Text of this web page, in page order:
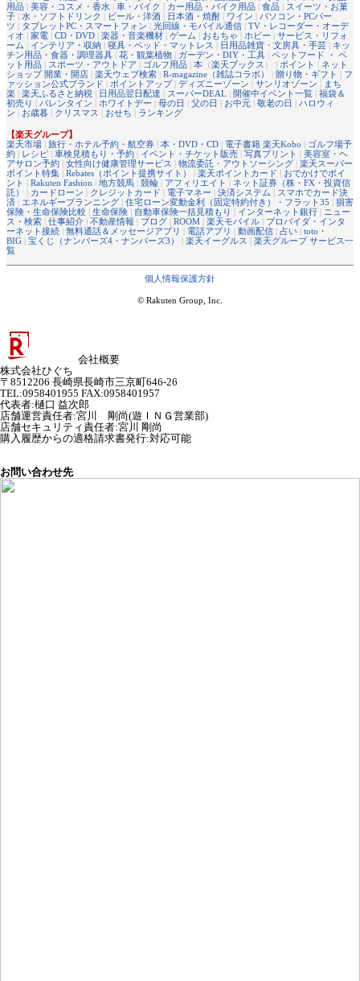
用品 | 美容・コスメ・香水 | 車・バイク | カー用品・バイク用品 | 食品 | スイーツ・お菓
子 | 水・ソフトドリンク | ビール・洋酒 | 日本酒・焼酎 | ワイン | パソコン・PCパー
ツ | タブレットPC・スマートフォン | 光回線・モバイル通信 | TV・レコーダー・オーデ
ィオ | 家電 | CD・DVD | 楽器・音楽機材 | ゲーム | おもちゃ | ホビー | サービス・リフォ
ーム | インテリア・収納 | 寝具・ベッド・マットレス | 日用品雑貨・文房具・手芸 | キッ
チン用品・食器・調理器具 | 花・観葉植物 | ガーデン・DIY・工具 | ペットフード ・ ペ
ット用品 | スポーツ・アウトドア | ゴルフ用品 | 本 （楽天ブックス ） | ポイント | ネット
ショップ 開業・開店 | 楽天ウェブ検索 | R-magazine（雑誌コラボ） | 贈り物・ギフト | フ
ァッション公式ブランド | ポイントアップ| ディズニーゾーン | サンリオゾーン | まち
楽 | 楽天ふるさと納税 | 日用品翌日配達 | スーパーDEAL | 開催中イベント一覧 | 福袋＆
初売り | バレンタイン | ホワイトデー | 母の日 | 父の日 | お中元 | 敬老の日 | ハロウィ
ン | お歳暮 | クリスマス | おせち | ランキング
【楽天グループ】
楽天市場 | 旅行・ホテル予約・航空券 | 本・DVD・CD | 電子書籍 楽天Kobo | ゴルフ場予
約 | レシピ | 車検見積もり・予約 | イベント・チケット販売 | 写真プリント | 美容室・ヘ
アサロン予約 | 女性向け健康管理サービス | 物流委託・アウトソーシング | 楽天スーパー
ポイント特集 | Rebates（ポイント提携サイト） | 楽天ポイントカード | おでかけでポイ
ント | Rakuten Fashion | 地方競馬 | 競輪 | アフィリエイト | ネット証券（株・FX・投資信
託）
| カードローン | クレジットカード | 電子マネー | 決済システム | スマホでカード決
済 | エネルギープランニング | 住宅ローン変動金利（固定特約付き）・フラット35 | 損害
保険・生命保険比較 | 生命保険 | 自動車保険一括見積もり | インターネット銀行 | ニュー
ス・検索 | 仕事紹介 | 不動産情報 | ブログ | ROOM | 楽天モバイル | プロバイダ・インタ
ーネット接続 | 無料通話＆メッセージアプリ | 電話アプリ | 動画配信 | 占い | toto・
BIG | 宝くじ（ナンバーズ4・ナンバーズ3） | 楽天イーグルス | 楽天グループ サービス一
覧
個人情報保護方針
© Rakuten Group, Inc.
会社概要
株式会社ひぐち
〒8512206 長崎県長崎市三京町646-26
TEL:0958401955 FAX:0958401957
代表者:樋口 益次郎
店舗運営責任者:宮川 剛尚(遊ＩＮＧ営業部)
店舗セキュリティ責任者:宮川 剛尚
購入履歴からの適格請求書発行:対応可能
お問い合わせ先